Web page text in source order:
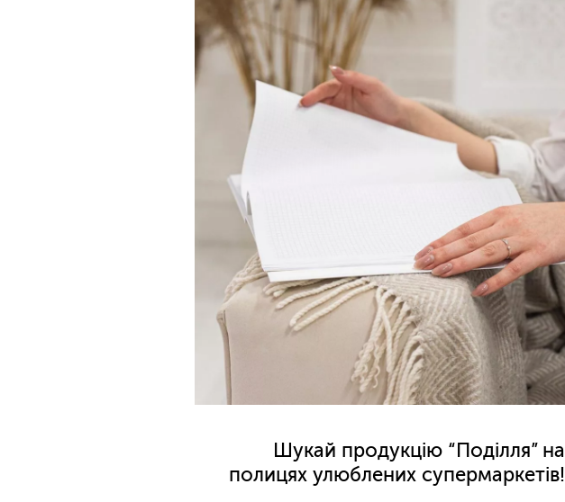
Шукай продукцію “Поділля” на
полицях улюблених супермаркетів!